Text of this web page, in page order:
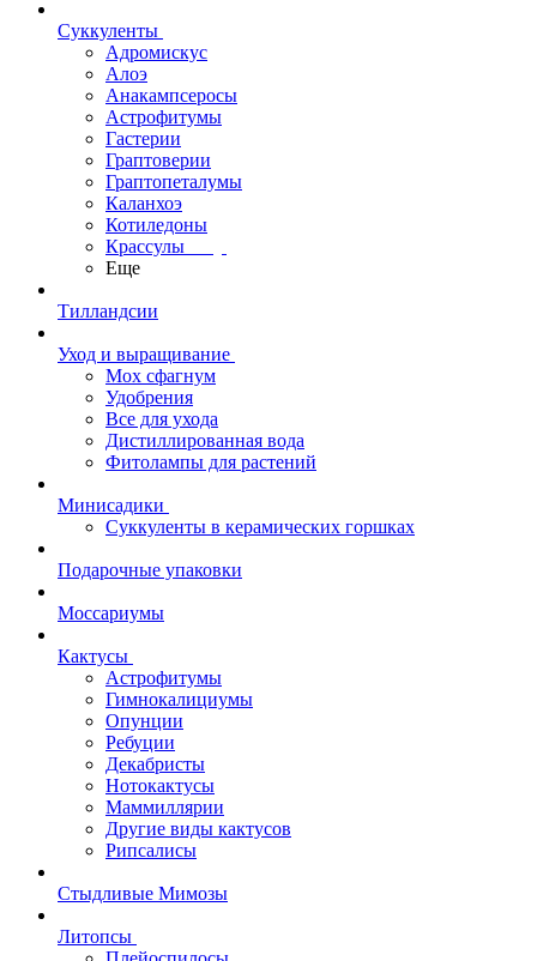
Суккуленты
Адромискус
Алоэ
Анакампсеросы
Астрофитумы
Гастерии
Граптоверии
Граптопеталумы
Каланхоэ
Котиледоны
Крассулы
Еще
Тилландсии
Уход и выращивание
Мох сфагнум
Удобрения
Все для ухода
Дистиллированная вода
Фитолампы для растений
Минисадики
Суккуленты в керамических горшках
Подарочные упаковки
Моссариумы
Кактусы
Астрофитумы
Гимнокалициумы
Опунции
Ребуции
Декабристы
Нотокактусы
Маммиллярии
Другие виды кактусов
Рипсалисы
Стыдливые Мимозы
Литопсы